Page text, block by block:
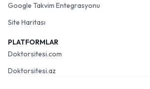
Google Takvim Entegrasyonu
Site Haritası
PLATFORMLAR
Doktorsitesi.com
Doktorsitesi.az